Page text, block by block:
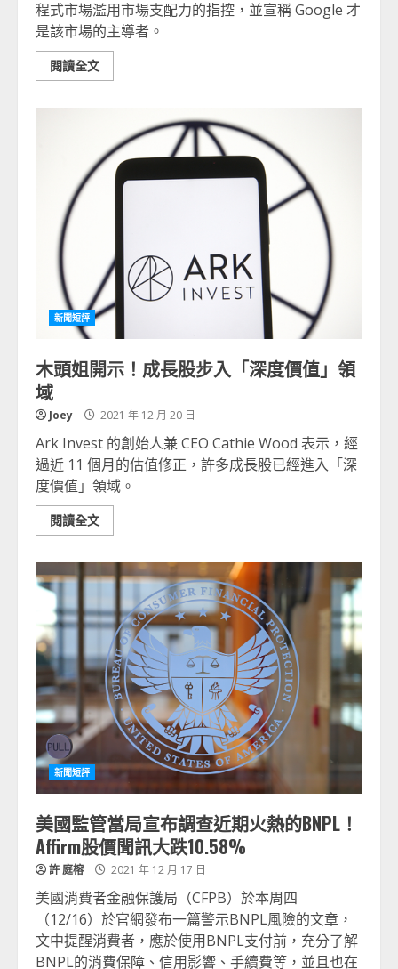
程式市場濫用市場支配力的指控，並宣稱 Google 才
是該市場的主導者。
閱讀全文
新聞短評
木頭姐開示！成長股步入「深度價值」領
域
Joey 2021 年 12 月 20 日
Ark Invest 的創始人兼 CEO Cathie Wood 表示，經
過近 11 個月的估值修正，許多成長股已經進入「深
度價值」領域。
閱讀全文
新聞短評
美國監管當局宣布調查近期火熱的BNPL！
Affirm股價聞訊大跌10.58%
許 庭榕 2021 年 12 月 17 日
美國消費者金融保護局（CFPB）於本周四
（12/16）於官網發布一篇警示BNPL風險的文章，
文中提醒消費者，應於使用BNPL支付前，充分了解
BNPL的消費保障、信用影響、手續費等，並且也在